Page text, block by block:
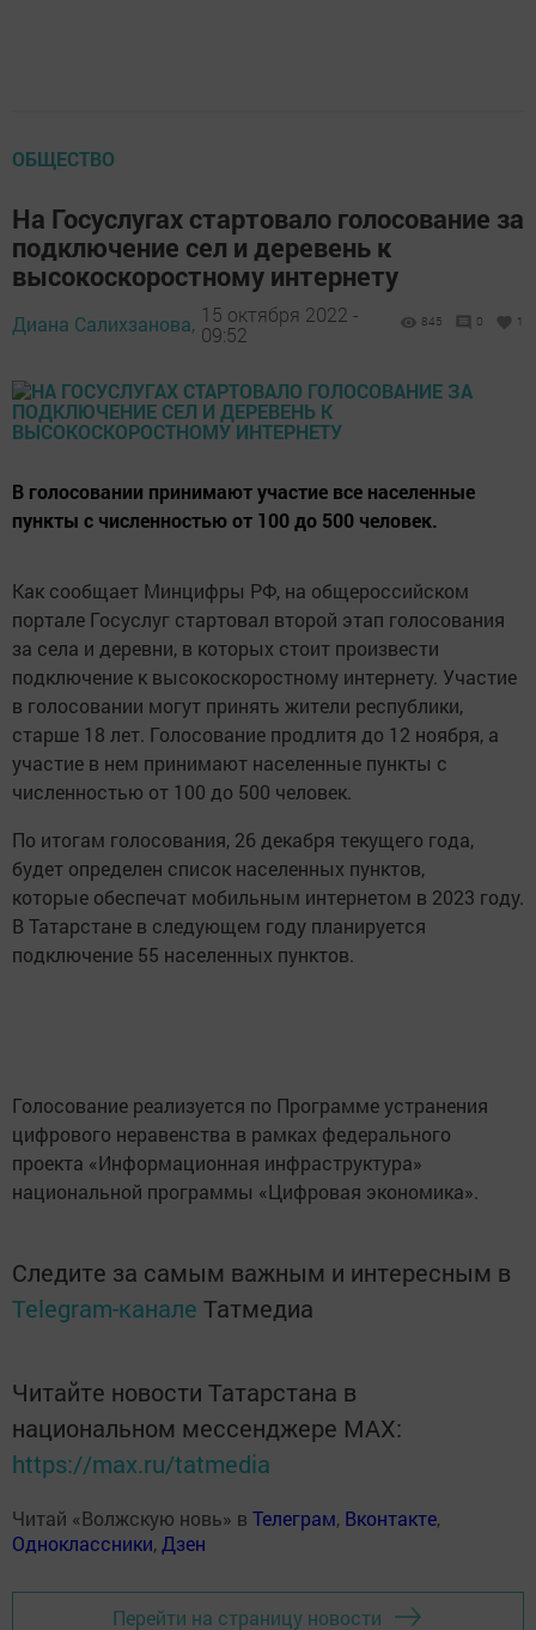
ОБЩЕСТВО
На Госуслугах стартовало голосование за
подключение сел и деревень к
высокоскоростному интернету
Диана Салихзанова, 15 октября 2022 -
09:52
845 0 1
В голосовании принимают участие все населенные
пункты с численностью от 100 до 500 человек.
Как сообщает Минцифры РФ, на общероссийском
портале Госуслуг стартовал второй этап голосования
за села и деревни, в которых стоит произвести
подключение к высокоскоростному интернету. Участие
в голосовании могут принять жители республики,
старше 18 лет. Голосование продлитя до 12 ноября, а
участие в нем принимают населенные пункты с
численностью от 100 до 500 человек.
По итогам голосования, 26 декабря текущего года,
будет определен список населенных пунктов,
которые обеспечат мобильным интернетом в 2023 году.
В Татарстане в следующем году планируется
подключение 55 населенных пунктов.
Голосование реализуется по Программе устранения
цифрового неравенства в рамках федерального
проекта «Информационная инфраструктура»
национальной программы «Цифровая экономика».
Следите за самым важным и интересным в
Telegram-канале Татмедиа
Читайте новости Татарстана в
национальном мессенджере MАХ:
https://max.ru/tatmedia
Читай «Волжскую новь» в Телеграм, Вконтакте,
Одноклассники, Дзен
Перейти на страницу новости